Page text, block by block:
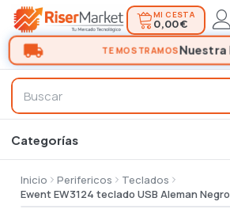
MI CESTA
0,00 €
Inicio Perifericos
Teclados
Ewent EW3124 teclado USB Aleman Negro